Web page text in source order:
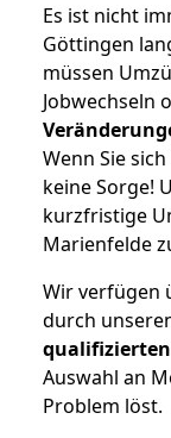
Es ist nicht
Göttingen
müssen
Jobwechseln
Wenn Sie
keine Sorge!
kurzfristige
Marienfelde
Wir verfügen
durch
Auswahl an
Problem löst.